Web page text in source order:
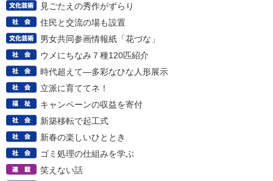
見ごたえの秀作がずらり
住民と交流の場も設置
男女共同参画情報紙「花づな」
ウメにちなみ７種120匹紹介
時代超えて―多彩なひな人形展示
立派に育ててネ！
キャンペーンの収益を寄付
新築移転で起工式
新春の楽しいひととき
ゴミ処理の仕組みを学ぶ
笑えない話